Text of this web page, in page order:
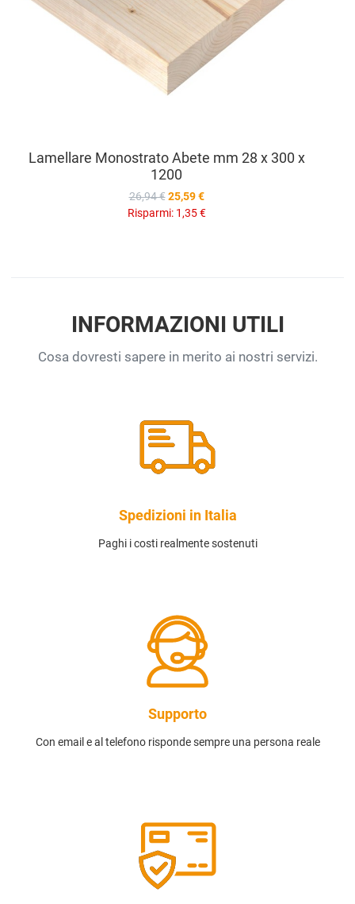
Lamellare Monostrato Abete mm 28 x 300 x
1200
26,94 € 25,59 €
Risparmi: 1,35 €
INFORMAZIONI UTILI
Cosa dovresti sapere in merito ai nostri servizi.
Spedizioni in Italia
Paghi i costi realmente sostenuti
Supporto
Con email e al telefono risponde sempre una persona reale